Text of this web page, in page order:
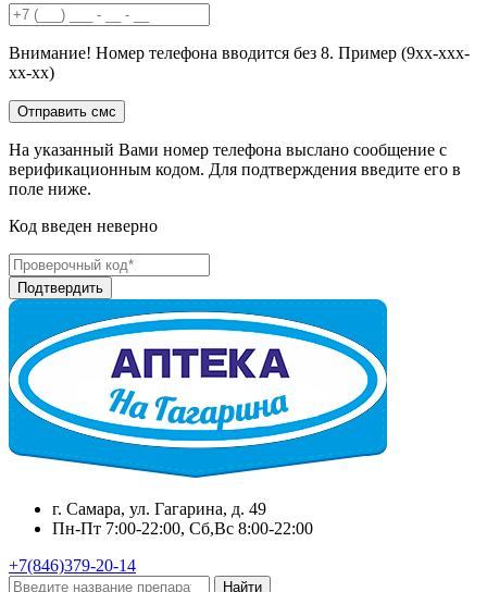
Внимание! Номер телефона вводится без 8. Пример (9хх-ххх-
хх-хх)
На указанный Вами номер телефона выслано сообщение с
верификационным кодом. Для подтверждения введите его в
поле ниже.
Код введен неверно
г. Самара, ул. Гагарина, д. 49
Пн-Пт 7:00-22:00, Сб,Вс 8:00-22:00
+7(846)379-20-14
Найти